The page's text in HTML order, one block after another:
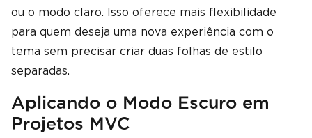
ou o modo claro. Isso oferece mais flexibilidade
para quem deseja uma nova experiência com o
tema sem precisar criar duas folhas de estilo
separadas.
Aplicando o Modo Escuro em
Projetos MVC